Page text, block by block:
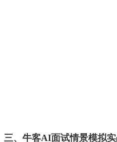
三、牛客AI面试情景模拟